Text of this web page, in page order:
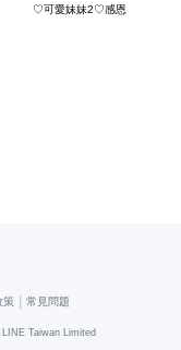
♡可愛妹妹2♡感恩
策 | 常見問題
Taiwan Limited